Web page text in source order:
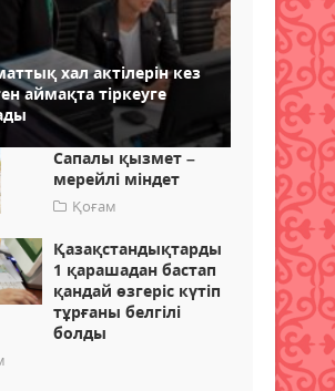
хал актілерін кез
аймақта тіркеуге
Сапалы қызмет –
мерейлі міндет
Қоғам
Қазақстандықтарды
1 қарашадан бастап
қандай өзгеріс күтіп
тұрғаны белгілі
болды